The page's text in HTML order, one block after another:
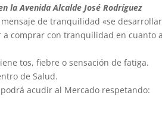
la Avenida Alcalde José Rodríguez
de tranquilidad «se
comprar con tranquilidad en cuanto
tos, fiebre o sensación de fatiga.
de Salud.
acudir al Mercado respetando: